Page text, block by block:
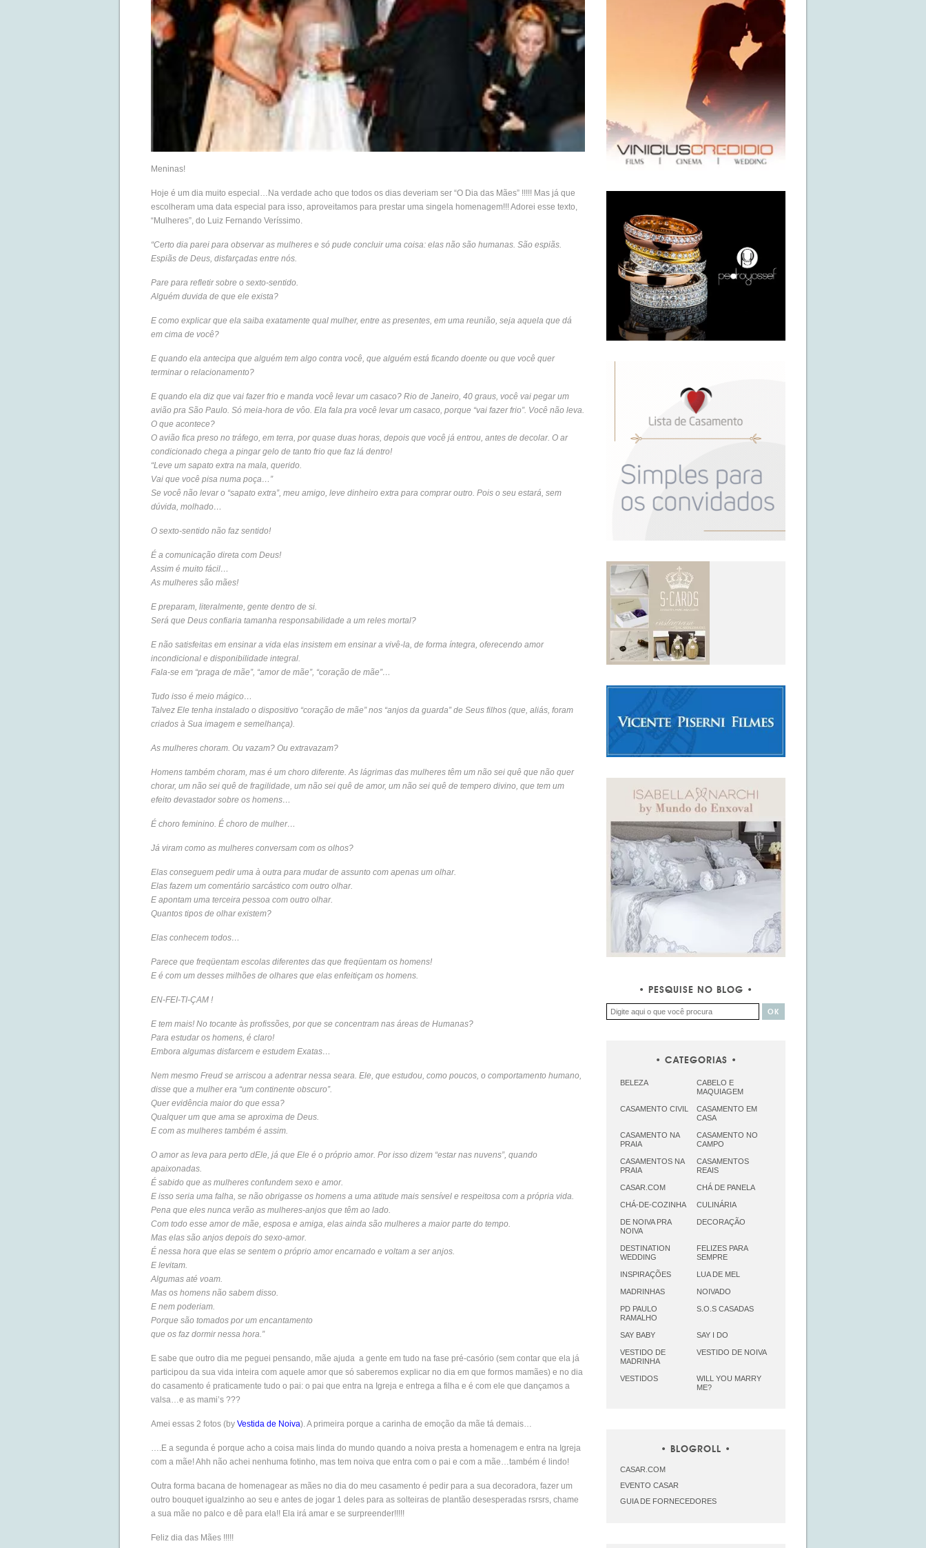
Meninas!
Hoje é um dia muito especial…Na verdade acho que todos os dias deveriam ser “O Dia das Mães” !!!!! Mas já que
escolheram uma data especial para isso, aproveitamos para prestar uma singela homenagem!!! Adorei esse texto,
“Mulheres”, do Luiz Fernando Veríssimo.
“Certo dia parei para observar as mulheres e só pude concluir uma coisa: elas não são humanas. São espiãs.
Espiãs de Deus, disfarçadas entre nós.
Pare para refletir sobre o sexto-sentido.
Alguém duvida de que ele exista?
E como explicar que ela saiba exatamente qual mulher, entre as presentes, em uma reunião, seja aquela que dá
em cima de você?
E quando ela antecipa que alguém tem algo contra você, que alguém está ficando doente ou que você quer
terminar o relacionamento?
E quando ela diz que vai fazer frio e manda você levar um casaco? Rio de Janeiro, 40 graus, você vai pegar um
avião pra São Paulo. Só meia-hora de vôo. Ela fala pra você levar um casaco, porque “vai fazer frio”. Você não leva.
O que acontece?
O avião fica preso no tráfego, em terra, por quase duas horas, depois que você já entrou, antes de decolar. O ar
condicionado chega a pingar gelo de tanto frio que faz lá dentro!
“Leve um sapato extra na mala, querido.
Vai que você pisa numa poça…”
Se você não levar o “sapato extra”, meu amigo, leve dinheiro extra para comprar outro. Pois o seu estará, sem
dúvida, molhado…
O sexto-sentido não faz sentido!
É a comunicação direta com Deus!
Assim é muito fácil…
As mulheres são mães!
E preparam, literalmente, gente dentro de si.
Será que Deus confiaria tamanha responsabilidade a um reles mortal?
E não satisfeitas em ensinar a vida elas insistem em ensinar a vivê-la, de forma íntegra, oferecendo amor
incondicional e disponibilidade integral.
Fala-se em “praga de mãe”, “amor de mãe”, “coração de mãe”…
Tudo isso é meio mágico…
Talvez Ele tenha instalado o dispositivo “coração de mãe” nos “anjos da guarda” de Seus filhos (que, aliás, foram
criados à Sua imagem e semelhança).
As mulheres choram. Ou vazam? Ou extravazam?
Homens também choram, mas é um choro diferente. As lágrimas das mulheres têm um não sei quê que não quer
chorar, um não sei quê de fragilidade, um não sei quê de amor, um não sei quê de tempero divino, que tem um
efeito devastador sobre os homens…
É choro feminino. É choro de mulher…
Já viram como as mulheres conversam com os olhos?
Elas conseguem pedir uma à outra para mudar de assunto com apenas um olhar.
Elas fazem um comentário sarcástico com outro olhar.
E apontam uma terceira pessoa com outro olhar.
Quantos tipos de olhar existem?
Elas conhecem todos…
Parece que freqüentam escolas diferentes das que freqüentam os homens!
E é com um desses milhões de olhares que elas enfeitiçam os homens.
EN-FEI-TI-ÇAM !
E tem mais! No tocante às profissões, por que se concentram nas áreas de Humanas?
Para estudar os homens, é claro!
Embora algumas disfarcem e estudem Exatas…
Nem mesmo Freud se arriscou a adentrar nessa seara. Ele, que estudou, como poucos, o comportamento humano,
disse que a mulher era “um continente obscuro”.
Quer evidência maior do que essa?
Qualquer um que ama se aproxima de Deus.
E com as mulheres também é assim.
O amor as leva para perto dEle, já que Ele é o próprio amor. Por isso dizem “estar nas nuvens”, quando
apaixonadas.
É sabido que as mulheres confundem sexo e amor.
E isso seria uma falha, se não obrigasse os homens a uma atitude mais sensível e respeitosa com a própria vida.
Pena que eles nunca verão as mulheres-anjos que têm ao lado.
Com todo esse amor de mãe, esposa e amiga, elas ainda são mulheres a maior parte do tempo.
Mas elas são anjos depois do sexo-amor.
É nessa hora que elas se sentem o próprio amor encarnado e voltam a ser anjos.
E levitam.
Algumas até voam.
Mas os homens não sabem disso.
E nem poderiam.
Porque são tomados por um encantamento
que os faz dormir nessa hora.”
E sabe que outro dia me peguei pensando, mãe ajuda a gente em tudo na fase pré-casório (sem contar que ela já
participou da sua vida inteira com aquele amor que só saberemos explicar no dia em que formos mamães) e no dia
do casamento é praticamente tudo o pai: o pai que entra na Igreja e entrega a filha e é com ele que dançamos a
valsa…e as mami’s ???
Amei essas 2 fotos (by Vestida de Noiva). A primeira porque a carinha de emoção da mãe tá demais…
….E a segunda é porque acho a coisa mais linda do mundo quando a noiva presta a homenagem e entra na Igreja
com a mãe! Ahh não achei nenhuma fotinho, mas tem noiva que entra com o pai e com a mãe…também é lindo!
Outra forma bacana de homenagear as mães no dia do meu casamento é pedir para a sua decoradora, fazer um
outro bouquet igualzinho ao seu e antes de jogar 1 deles para as solteiras de plantão desesperadas rsrsrs, chame
a sua mãe no palco e dê para ela!! Ela irá amar e se surpreender!!!!!
Feliz dia das Mães !!!!!
PESQUISE NO BLOG
CATEGORIAS
BELEZA
CABELO E
MAQUIAGEM
CASAMENTO CIVIL
CASAMENTO EM
CASA
CASAMENTO NA
PRAIA
CASAMENTO NO
CAMPO
CASAMENTOS NA
PRAIA
CASAMENTOS
REAIS
CASAR.COM CHÁ DE PANELA
CHÁ-DE-COZINHA CULINÁRIA
DE NOIVA PRA
NOIVA
DECORAÇÃO
DESTINATION
WEDDING
FELIZES PARA
SEMPRE
INSPIRAÇÕES LUA DE MEL
MADRINHAS NOIVADO
PD PAULO
RAMALHO
S.O.S CASADAS
SAY BABY SAY I DO
VESTIDO DE
MADRINHA
VESTIDO DE NOIVA
VESTIDOS
WILL YOU MARRY
ME?
BLOGROLL
CASAR.COM
EVENTO CASAR
GUIA DE FORNECEDORES